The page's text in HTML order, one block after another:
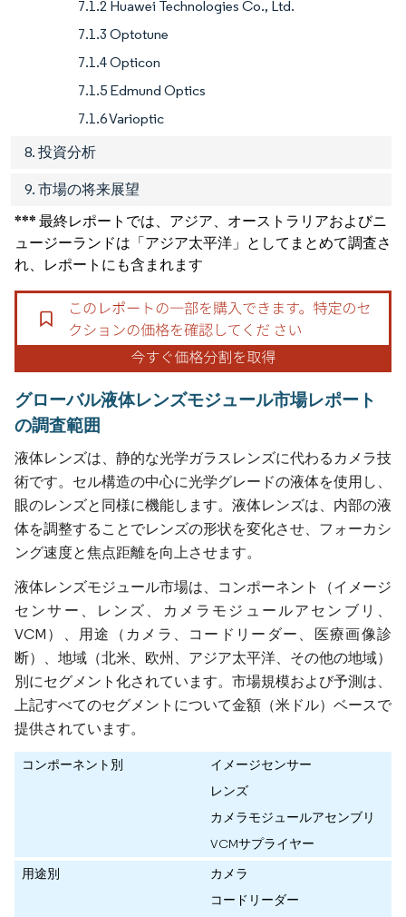
7.1.2 Huawei Technologies Co., Ltd.
7.1.3 Optotune
7.1.4 Opticon
7.1.5 Edmund Optics
7.1.6 Varioptic
8. 投資分析
9. 市場の将来展望
*** 最終レポートでは、アジア、オーストラリアおよびニ
ュージーランドは「アジア太平洋」としてまとめて調査さ
れ、レポートにも含まれます
グローバル液体レンズモジュール市場レポート
の調査範囲
液体レンズは、静的な光学ガラスレンズに代わるカメラ技
術です。セル構造の中心に光学グレードの液体を使用し、
眼のレンズと同様に機能します。液体レンズは、内部の液
体を調整することでレンズの形状を変化させ、フォーカシ
ング速度と焦点距離を向上させます。
液体レンズモジュール市場は、コンポーネント（イメージ
センサー、レンズ、カメラモジュールアセンブリ、
VCM）、用途（カメラ、コードリーダー、医療画像診
断）、地域（北米、欧州、アジア太平洋、その他の地域）
別にセグメント化されています。市場規模および予測は、
上記すべてのセグメントについて金額（米ドル）ベースで
提供されています。
コンポーネント別
イメージセンサー
レンズ
カメラモジュールアセンブリ
VCMサプライヤー
用途別
カメラ
コードリーダー